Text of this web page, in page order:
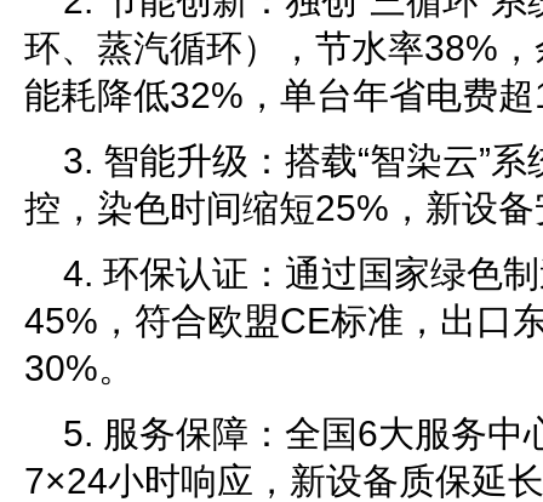
环、蒸汽循环），节水率38%
能耗降低32%，单台年省电费
3. 智能升级：搭载“智染云”
控，染色时间缩短25%，新设
4. 环保认证：通过国家绿色
45%，符合欧盟CE标准，出口
30%。
5. 服务保障：全国6大服务中
7×24小时响应，新设备质保延